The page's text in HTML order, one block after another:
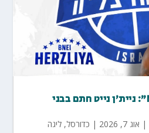
"רזומה מרשים ב-NBA": ניית'ן נייט חתם בבני
| אוג 7, 2026 | כדורסל,ליגה